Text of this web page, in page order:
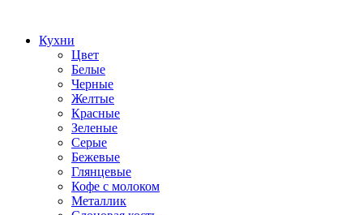
Кухни
Цвет
Белые
Черные
Желтые
Красные
Зеленые
Серые
Бежевые
Глянцевые
Кофе с молоком
Металлик